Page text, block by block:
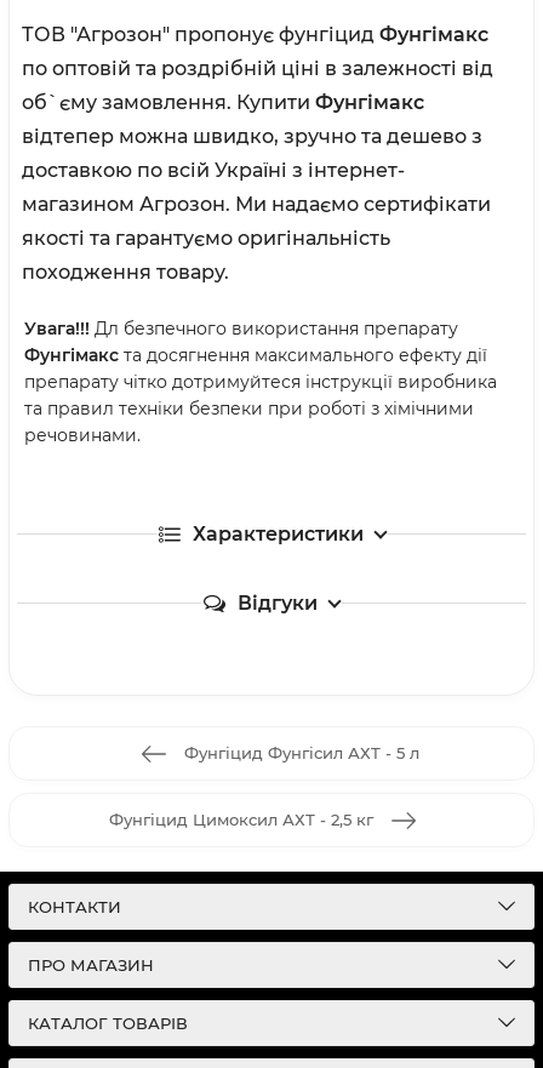
ТОВ "Агрозон" пропонує фунгіцид Фунгімакс
по оптовій та роздрібній ціні в залежності від
об`єму замовлення. Купити Фунгімакс
відтепер можна швидко, зручно та дешево з
доставкою по всій Україні з інтернет-
магазином Агрозон. Ми надаємо сертифікати
якості та гарантуємо оригінальність
походження товару.
Увага!!! Дл безпечного використання препарату
Фунгімакс та досягнення максимального ефекту дії
препарату чітко дотримуйтеся інструкції виробника
та правил техніки безпеки при роботі з хімічними
речовинами.
Характеристики
Відгуки
Фунгіцид Фунгісил АХТ - 5 л
Фунгіцид Цимоксил АХТ - 2,5 кг
КОНТАКТИ
ПРО МАГАЗИН
КАТАЛОГ ТОВАРІВ